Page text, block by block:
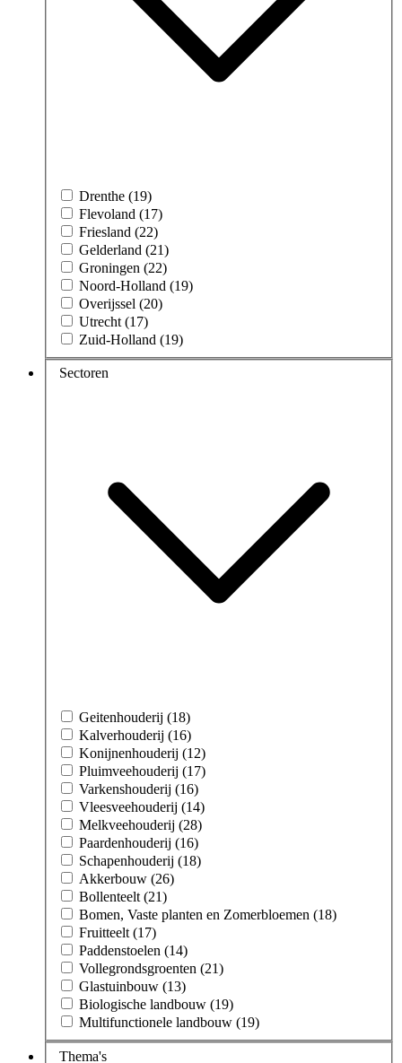
Drenthe (19)
Flevoland (17)
Friesland (22)
Gelderland (21)
Groningen (22)
Noord-Holland (19)
Overijssel (20)
Utrecht (17)
Zuid-Holland (19)
Sectoren
Geitenhouderij (18)
Kalverhouderij (16)
Konijnenhouderij (12)
Pluimveehouderij (17)
Varkenshouderij (16)
Vleesveehouderij (14)
Melkveehouderij (28)
Paardenhouderij (16)
Schapenhouderij (18)
Akkerbouw (26)
Bollenteelt (21)
Bomen, Vaste planten en Zomerbloemen (18)
Fruitteelt (17)
Paddenstoelen (14)
Vollegrondsgroenten (21)
Glastuinbouw (13)
Biologische landbouw (19)
Multifunctionele landbouw (19)
Thema's